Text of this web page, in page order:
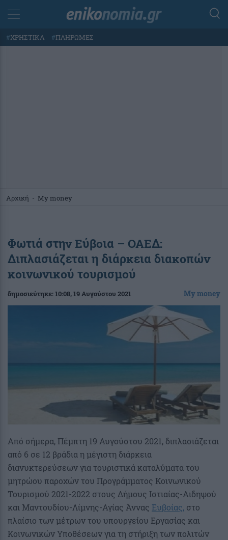
#ΧΡΗΣΤΙΚΑ #ΠΛΗΡΩΜΕΣ
Αρχική - My money
Φωτιά στην Εύβοια – ΟΑΕΔ:
Διπλασιάζεται η διάρκεια διακοπών
κοινωνικού τουρισμού
δημοσιεύτηκε:10:08, 19 Αυγούστου 2021 My money
Από σήμερα, Πέμπτη 19 Αυγούστου 2021, διπλασιάζεται
από 6 σε 12 βράδια η μέγιστη διάρκεια
διανυκτερεύσεων για τουριστικά καταλύματα του
μητρώου παροχών του Προγράμματος Κοινωνικού
Τουρισμού 2021-2022 στους Δήμους Ιστιαίας-Αιδηψού
και Μαντουδίου-Λίμνης-Αγίας Άννας Ευβοίας, στο
πλαίσιο των μέτρων του υπουργείου Εργασίας και
Κοινωνικών Υποθέσεων για τη στήριξη των πολιτών